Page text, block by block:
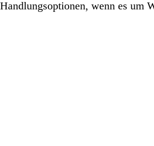
wenn es um